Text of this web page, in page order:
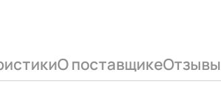
О поставщикеОтзывы